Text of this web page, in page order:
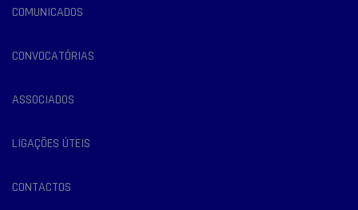
COMUNICADOS
CONVOCATÓRIAS
ASSOCIADOS
LIGAÇÕES ÚTEIS
CONTACTOS